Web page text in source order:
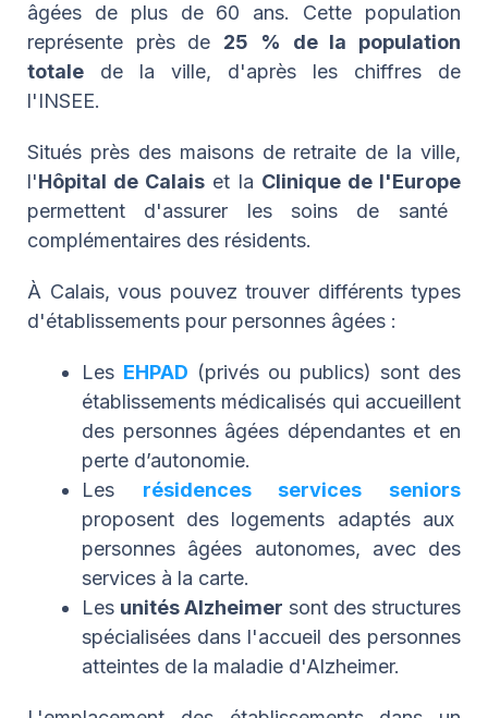
âgées de plus de 60 ans. Cette population
représente près de 25 % de la population
totale de la ville, d'après les chiffres de
l'INSEE.
Situés près des maisons de retraite de la ville,
l'Hôpital de Calais et la Clinique de l'Europe
permettent d'assurer les soins de santé
complémentaires des résidents.
À Calais, vous pouvez trouver différents types
d'établissements pour personnes âgées :
Les EHPAD (privés ou publics) sont des
établissements médicalisés qui accueillent
des personnes âgées dépendantes et en
perte d’autonomie.
Les résidences services seniors
proposent des logements adaptés aux
personnes âgées autonomes, avec des
services à la carte.
Les unités Alzheimer sont des structures
spécialisées dans l'accueil des personnes
atteintes de la maladie d'Alzheimer.